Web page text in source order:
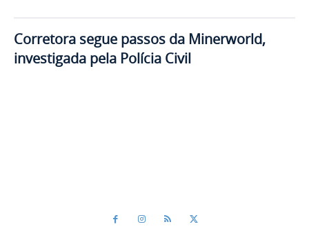
Corretora segue passos da Minerworld,
investigada pela Polícia Civil